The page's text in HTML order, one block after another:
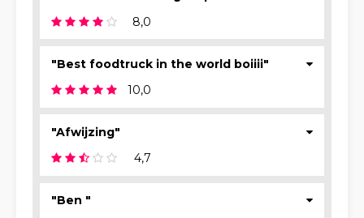
8,0
"Best foodtruck in the world boiiii"
10,0
"Afwijzing"
4,7
"Ben "